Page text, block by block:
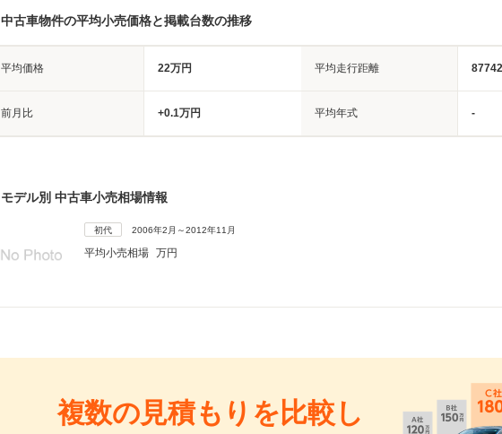
中古車物件の平均小売価格と掲載台数の推移
平均価格 22万円 平均走行距離
前月比 +0.1万円 平均年式 -
モデル別 中古車小売相場情報
初代 2006年2月～2012年11月
平均小売相場 万円
複数の見積もりを比較し